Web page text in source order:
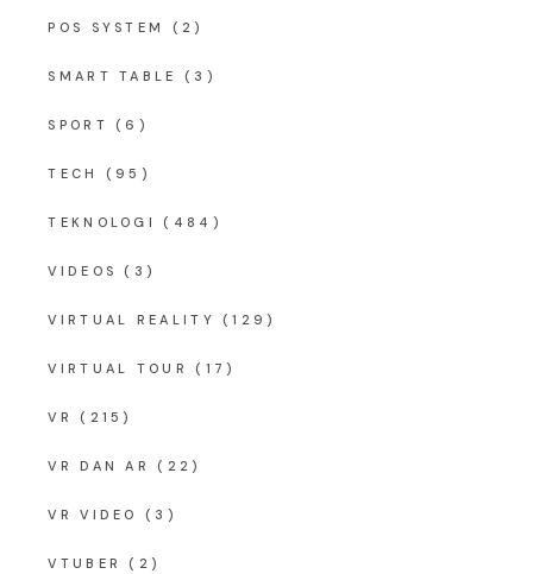
POS SYSTEM (2)
SMART TABLE (3)
SPORT (6)
TECH (95)
TEKNOLOGI (484)
VIDEOS (3)
VIRTUAL REALITY (129)
VIRTUAL TOUR (17)
VR (215)
VR DAN AR (22)
VR VIDEO (3)
VTUBER (2)